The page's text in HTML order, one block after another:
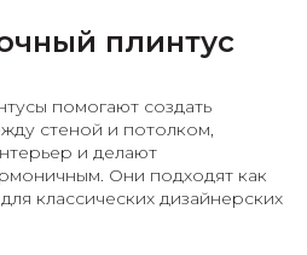
плинтус
помогают создать
стеной и потолком,
и делают
Они подходят как
классических дизайнерских